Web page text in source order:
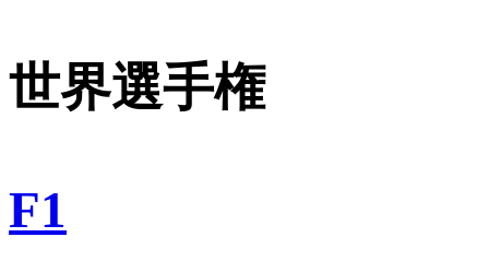
世界選手権
F1